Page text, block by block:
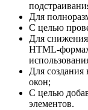
Для
С целью
Для снижения
HTML-
Для
окон;
С целью
элементов.